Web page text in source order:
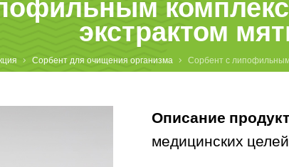
экстрактом
Сорбент для очищения организма Сорбент с
Описание
медицинских целей